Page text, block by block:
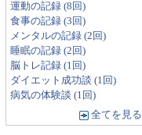
運動の記録 (8回)
食事の記録 (3回)
メンタルの記録 (2回)
睡眠の記録 (2回)
脳トレ記録 (1回)
ダイエット成功談 (1回)
病気の体験談 (1回)
全てを見る